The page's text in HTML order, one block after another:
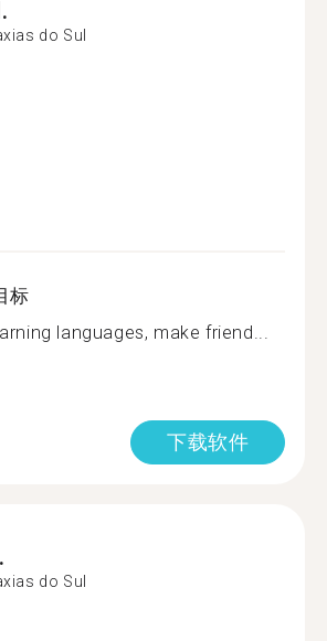
do Sul
标
languages, make friend...
下载软件
do Sul